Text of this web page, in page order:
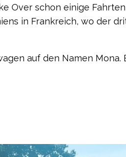
Over schon einige
in Frankreich, wo der
auf den Namen